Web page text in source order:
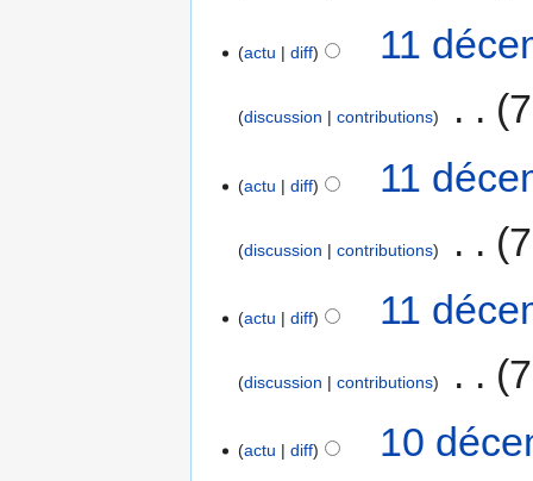
actu diff 11
discussion contributions
actu diff 11
discussion contributions
actu diff 11
discussion contributions
actu diff 10